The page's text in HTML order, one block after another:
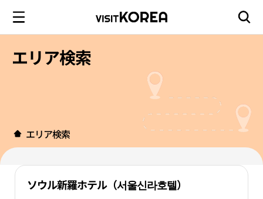
エリア検索
エリア検索
ソウル新羅ホテル（서울신라호텔）